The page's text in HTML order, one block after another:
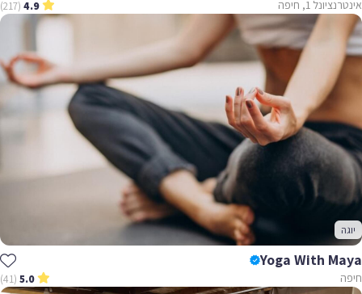
אינטרנציונל 1, חיפה 4.9
(217)
יוגה
Yoga With Maya
חיפה 5.0
(41)